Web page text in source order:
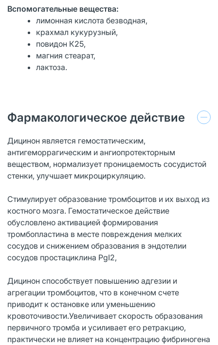
Вспомогательные вещества:
лимонная кислота безводная,
крахмал кукурузный,
повидон К25,
магния стеарат,
лактоза.
Фармакологическое действие
Дицинон является гемостатическим,
антигеморрагическим и ангиопротекторным
веществом, нормализует проницаемость сосудистой
стенки, улучшает микроциркуляцию.
Стимулирует образование тромбоцитов и их выход из
костного мозга. Гемостатическое действие
обусловлено активацией формирования
тромбопластина в месте повреждения мелких
сосудов и снижением образования в эндотелии
сосудов простациклина PgI2,
Дицинон способствует повышению адгезии и
агрегации тромбоцитов, что в конечном счете
приводит к остановке или уменьшению
кровоточивости.Увеличивает скорость образования
первичного тромба и усиливает его ретракцию,
практически не влияет на концентрацию фибриногена